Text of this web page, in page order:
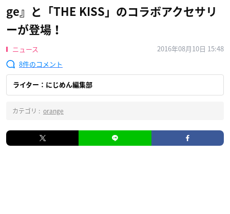
ge​』と「THE KISS」のコラボアクセサリ
ーが登場！
ニュース
2016年08月10日 15:48
8
ライター：にじめん編集部
カテゴリ : orange